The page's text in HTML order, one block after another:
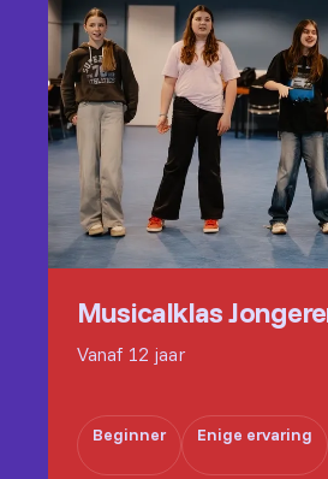
Musicalklas
Vanaf 12 jaar
Beginner Enige ervaring